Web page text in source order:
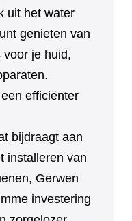
uit het water
genieten van
je huid,
efficiënter
bijdraagt aan
installeren van
Gerwen
investering